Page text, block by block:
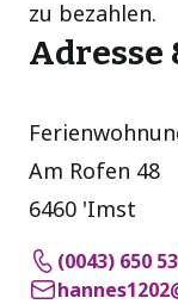
zu bezahlen.
Adresse
Am Rofen 48
6460 'Imst
(0043) 650